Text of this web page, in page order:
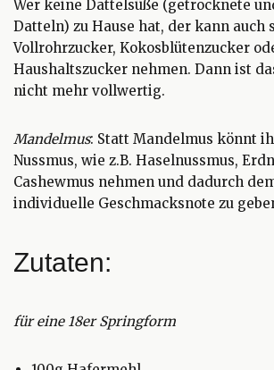
Wer keine Dattelsüße (getrocknete
Datteln) zu Hause hat, der kann auch
Vollrohrzucker, Kokosblütenzucker
Haushaltszucker nehmen. Dann ist
nicht mehr vollwertig.
Mandelmus: Statt Mandelmus könnt
Nussmus, wie z.B. Haselnussmus,
Cashewmus nehmen und dadurch
individuelle Geschmacksnote zu
Zutaten:
für eine 18er Springform